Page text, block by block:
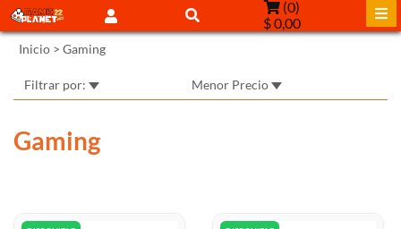
(0)
$ 0,00
Inicio > Gaming
Filtrar por: Menor Precio
Gaming